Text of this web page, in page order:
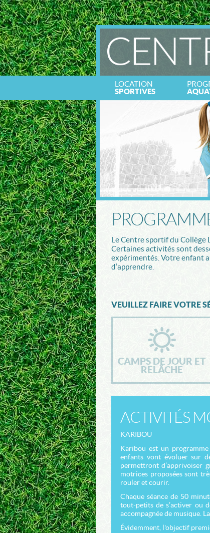
LOCATION
SPORTIVES
Le Centre sportif du Collège
Certaines activités sont
expérimentés. Votre enfant
d’apprendre.
VEUILLEZ FAIRE VOTRE
CAMPS DE JOUR ET
RELÂCHE
ACTIVITÉS
KARIBOU
Karibou est un
enfants vont évoluer sur
permettront d’apprivoiser
motrices proposées sont
rouler et courir.
Chaque séance de 50
tout-petits de s’activer ou
accompagnée de musique.
Évidemment, l'objectif